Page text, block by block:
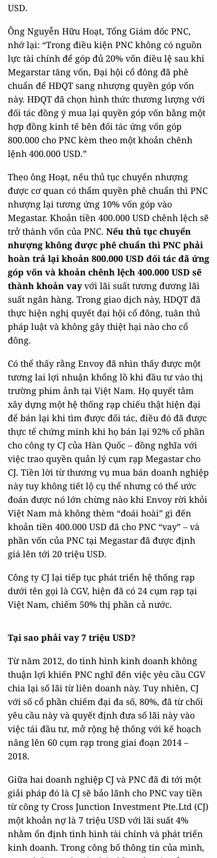
USD.
Ông Nguyễn Hữu Hoạt, Tổng Giám đốc PNC,
nhớ lại: “Trong điều kiện PNC không có nguồn
lực tài chính để góp đủ 20% vốn điều lệ sau khi
Megarstar tăng vốn, Đại hội cổ đông đã phê
chuẩn để HĐQT sang nhượng quyền góp vốn
này. HĐQT đã chọn hình thức thương lượng với
đối tác đồng ý mua lại quyền góp vốn bằng một
hợp đồng kinh tế bên đối tác ứng vốn góp
800.000 cho PNC kèm theo một khoản chênh
lệnh 400.000 USD.”
Theo ông Hoạt, nếu thủ tục chuyển nhượng
được cơ quan có thẩm quyền phê chuẩn thì PNC
nhượng lại tương ứng 10% vốn góp vào
Megastar. Khoản tiền 400.000 USD chênh lệch sẽ
trở thành vốn của PNC. Nếu thủ tục chuyển
nhượng không được phê chuẩn thì PNC phải
hoàn trả lại khoản 800.000 USD đối tác đã ứng
góp vốn và khoản chênh lệch 400.000 USD sẽ
thành khoản vayvới lãi suất tương đương lãi
suất ngân hàng. Trong giao dịch này, HDQT đã
thực hiện nghị quyết đại hội cổ đông, tuân thủ
pháp luật và không gây thiệt hại nào cho cổ
đông.
Có thể thấy rằng Envoy đã nhìn thấy được một
tương lai lợi nhuận khổng lồ khi đầu tư vào thị
trường phim ảnh tại Việt Nam. Họ quyết tâm
xây dựng một hệ thống rạp chiếu thật hiện đại
để bán lại khi tìm được đối tác, điều đó đã được
thực tế chứng minh khi họ bán lại 92% cổ phần
cho công ty CJ của Hàn Quốc – đồng nghĩa với
việc trao quyền quản lý cụm rạp Megastar cho
CJ. Tiền lời từ thương vụ mua bán doanh nghiệp
này tuy không tiết lộ cụ thể nhưng có thể ước
đoán được nó lớn chừng nào khi Envoy rời khỏi
Việt Nam mà không thèm “đoái hoài” gì đến
khoản tiền 400.000 USD đã cho PNC “vay” – và
phần vốn của PNC tại Megastar đã được định
giá lên tới 20 triệu USD.
Công ty CJ lại tiếp tục phát triển hệ thống rạp
dưới tên gọi là CGV, hiện đã có 24 cụm rạp tại
Việt Nam, chiếm 50% thị phần cả nước.
Tại sao phải vay 7 triệu USD?
Từ năm 2012, do tình hình kinh doanh không
thuận lợi khiến PNC nghĩ đến việc yêu cầu CGV
chia lại số lãi từ liên doanh này. Tuy nhiên, CJ
với số cổ phần chiếm đại đa số, 80%, đã từ chối
yêu cầu này và quyết định đưa số lãi này vào
việc tái đầu tư, mở rộng hệ thống với kế hoạch
nâng lên 60 cụm rạp trong giai đoạn 2014 –
2018.
Giữa hai doanh nghiệp CJ và PNC đã đi tới một
giải pháp đó là CJ sẽ bảo lãnh cho PNC vay tiền
từ công ty Cross Junction Investment Pte.Ltd (CJ)
một khoản nợ là 7 triệu USD với lãi suất 4%
nhằm ổn định tình hình tài chính và phát triển
kinh doanh. Trong công bố thông tin của mình,